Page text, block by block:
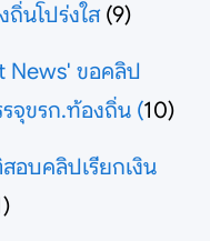
นโปร่งใส(9)
News' ขอคลิป
จุขรก.ท้องถิ่น (10)
อบคลิปเรียกเงิน